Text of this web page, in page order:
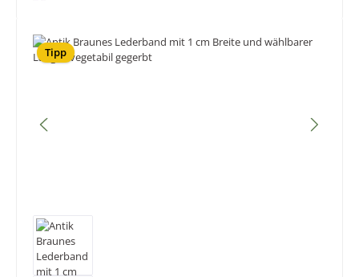
Bildergalerie überspringen
Tipp